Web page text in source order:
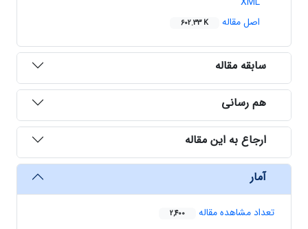
اصل مقاله
602.33 K
سابقه مقاله
هم رسانی
ارجاع به این مقاله
آمار
تعداد مشاهده مقاله 2,400